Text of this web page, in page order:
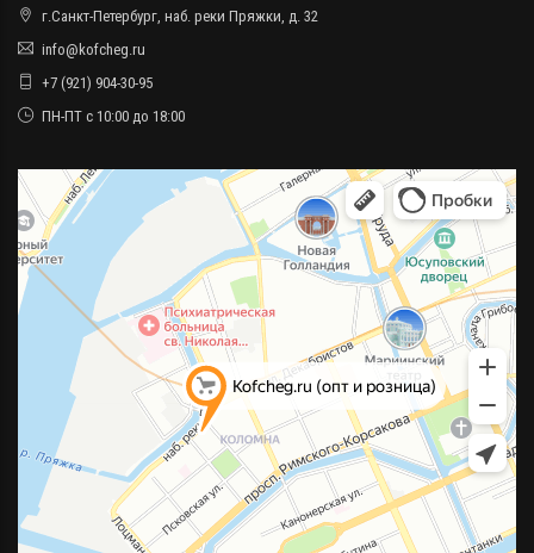
г.Санкт-Петербург, наб. реки Пряжки, д. 32
info@kofcheg.ru
+7 (921) 904-30-95
ПН-ПТ с 10:00 до 18:00